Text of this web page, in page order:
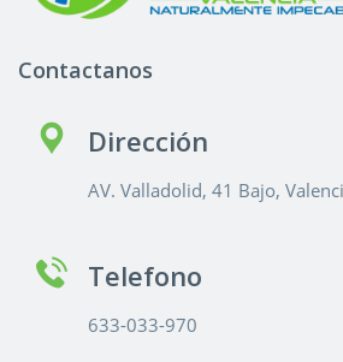
Contactanos
Dirección
AV. Valladolid, 41 Bajo,
Telefono
633-033-970